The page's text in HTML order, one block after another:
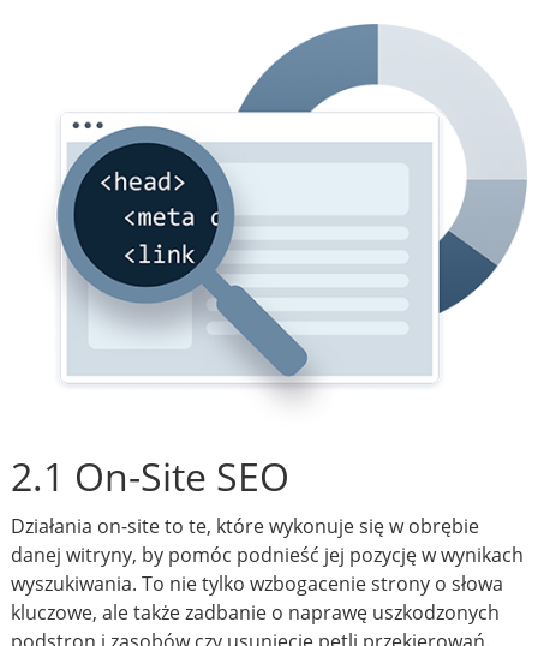
2.1 On-Site SEO
Działania on-site to te, które wykonuje się w obrębie
danej witryny, by pomóc podnieść jej pozycję w wynikach
wyszukiwania. To nie tylko wzbogacenie strony o słowa
kluczowe, ale także zadbanie o naprawę uszkodzonych
podstron i zasobów czy usunięcie pętli przekierowań.